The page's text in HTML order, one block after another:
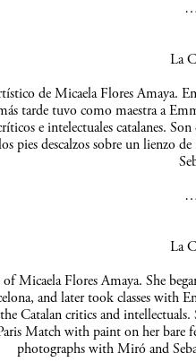
La
de Micaela Flores Amaya.
tarde tuvo como maestra a
e intelectuales catalanes.
pies descalzos sobre un lienzo
La
of Micaela Flores Amaya. She
and later took classes with
Catalan critics and
Match with paint on her bare
photographs with Miró and